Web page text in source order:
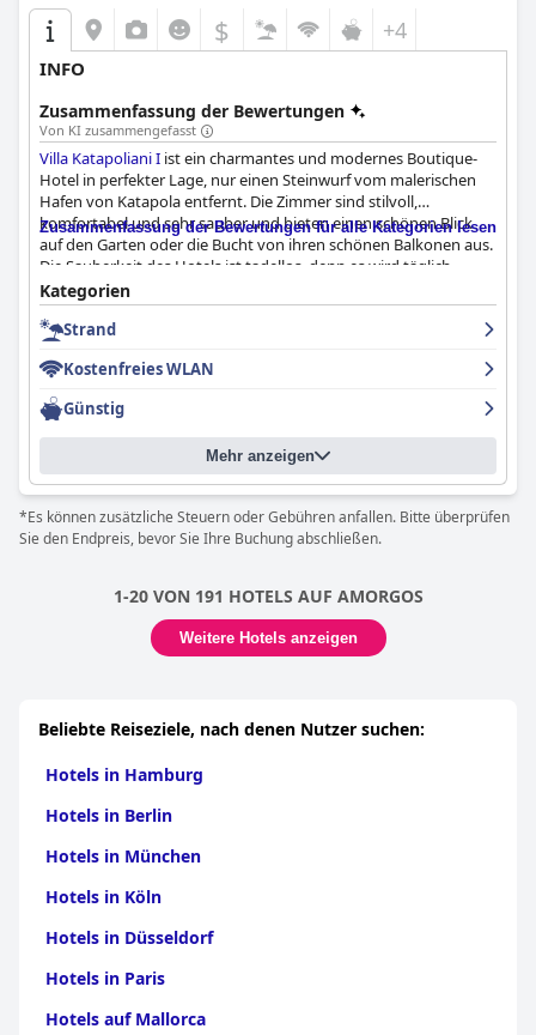
$ +4
INFO
Zusammenfassung der Bewertungen
Von KI zusammengefasst
Villa Katapoliani I ist ein charmantes und modernes Boutique-
Hotel in perfekter Lage, nur einen Steinwurf vom malerischen
Hafen von Katapola entfernt. Die Zimmer sind stilvoll,
komfortabel und sehr sauber und bieten einen schönen Blick
auf den Garten oder die Bucht von ihren schönen Balkonen aus.
Die Sauberkeit des Hotels ist tadellos, denn es wird täglich
gereinigt und ein freundliches Team von Hausangestellten
kümmert sich um alle Bedürfnisse der Gäste. Das Personal,
einschließlich des Eigentümers und des Managers, wird
alles, damit sich die Gäste willkommen und wohl fühlen. Auch
die Lage des Hotels ist günstig, da zahlreiche Restaurants und
Cafés zu Fuß erreichbar sind. Alles in allem ist die
Katapoliani Iaufgrund ihrer gepflegten, komfortablen und
makellosen Ausstattung sehr zu empfehlen und eignet sich
perfekt für einen romantischen oder kleinen Familienurlaub.
Zusammenfassung der Bewertungen für alle Kategorien lesen
Kategorien
Strand
Kostenfreies WLAN
Günstig
Mehr anzeigen
*Es können zusätzliche Steuern oder Gebühren anfallen. Bitte überprüfen
Sie den Endpreis, bevor Sie Ihre Buchung abschließen.
1-20 VON 191 HOTELS AUF AMORGOS
Weitere Hotels anzeigen
Beliebte Reiseziele, nach denen Nutzer suchen:
Hotels in Hamburg
Hotels in Berlin
Hotels in München
Hotels in Köln
Hotels in Düsseldorf
Hotels in Paris
Hotels auf Mallorca